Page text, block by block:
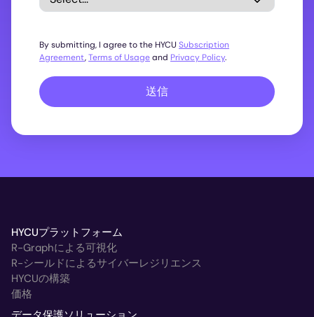
By submitting, I agree to the HYCU Subscription
Agreement,Terms of Usageand Privacy Policy.
送信
HYCUプラットフォーム
R-Graphによる可視化
R-シールドによるサイバーレジリエンス
HYCUの構築
価格